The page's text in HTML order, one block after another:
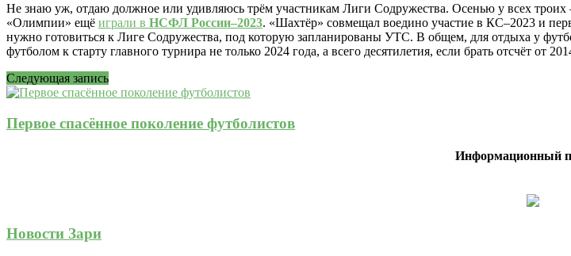
Не знаю уж, отдаю должное или удивляюсь трём участникам Лиги Содружества. Осенью у всех троих
«Олимпии» ещё играли в НСФЛ России–2023. «Шахтёр» совмещал воедино участие в КС–2023 и
нужно готовиться к Лиге Содружества, под которую запланированы УТС. В общем, для отдыха у
футболом к старту главного турнира не только 2024 года, а всего десятилетия, если брать отсчёт от
Следующая запись
Первое спасённое поколение футболистов
Информационный
Новости Зари